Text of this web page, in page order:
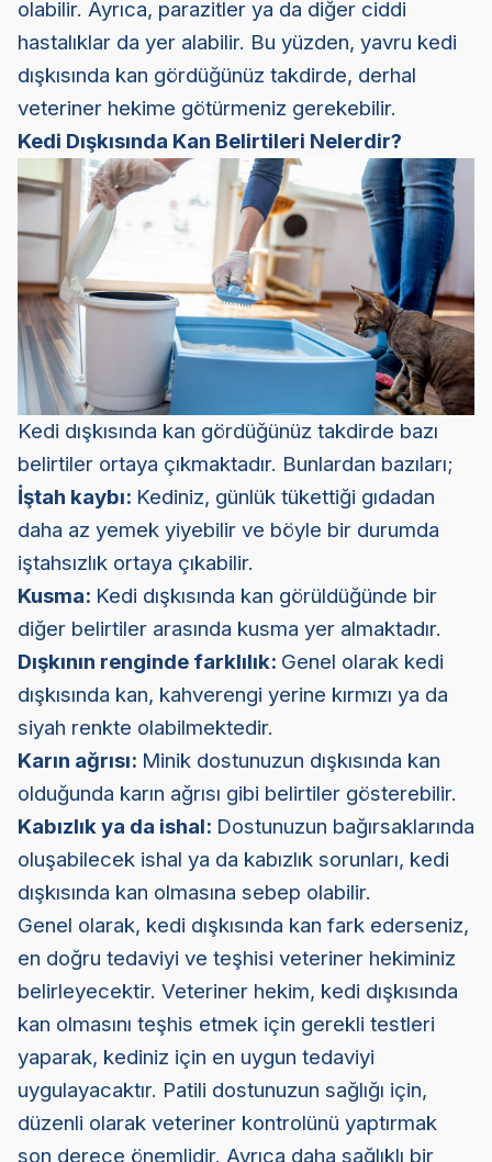
olabilir. Ayrıca, parazitler ya da diğer ciddi
hastalıklar da yer alabilir. Bu yüzden, yavru kedi
dışkısında kan gördüğünüz takdirde, derhal
veteriner hekime götürmeniz gerekebilir.
Kedi Dışkısında Kan Belirtileri Nelerdir?
Kedi dışkısında kan gördüğünüz takdirde bazı
belirtiler ortaya çıkmaktadır. Bunlardan bazıları;
İştah kaybı: Kediniz, günlük tükettiği gıdadan
daha az yemek yiyebilir ve böyle bir durumda
iştahsızlık ortaya çıkabilir.
Kusma: Kedi dışkısında kan görüldüğünde bir
diğer belirtiler arasında kusma yer almaktadır.
Dışkının renginde farklılık: Genel olarak kedi
dışkısında kan, kahverengi yerine kırmızı ya da
siyah renkte olabilmektedir.
Karın ağrısı: Minik dostunuzun dışkısında kan
olduğunda karın ağrısı gibi belirtiler gösterebilir.
Kabızlık ya da ishal: Dostunuzun bağırsaklarında
oluşabilecek ishal ya da kabızlık sorunları, kedi
dışkısında kan olmasına sebep olabilir.
Genel olarak, kedi dışkısında kan fark ederseniz,
en doğru tedaviyi ve teşhisi veteriner hekiminiz
belirleyecektir. Veteriner hekim, kedi dışkısında
kan olmasını teşhis etmek için gerekli testleri
yaparak, kediniz için en uygun tedaviyi
uygulayacaktır. Patili dostunuzun sağlığı için,
düzenli olarak veteriner kontrolünü yaptırmak
son derece önemlidir. Ayrıca daha sağlıklı bir